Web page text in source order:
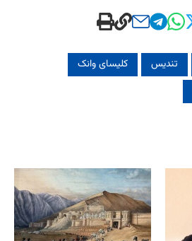
تندیس‌
کلیسای وانک